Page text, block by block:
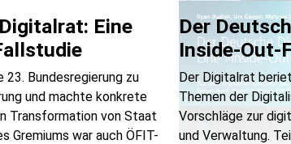
Eine
Bundesregierung zu
und machte konkrete
Transformation von Staat
Gremiums war auch ÖFIT-
Der
Inside-Out-
Der Digitalrat
Themen der
Vorschläge zur
und Verwaltung.